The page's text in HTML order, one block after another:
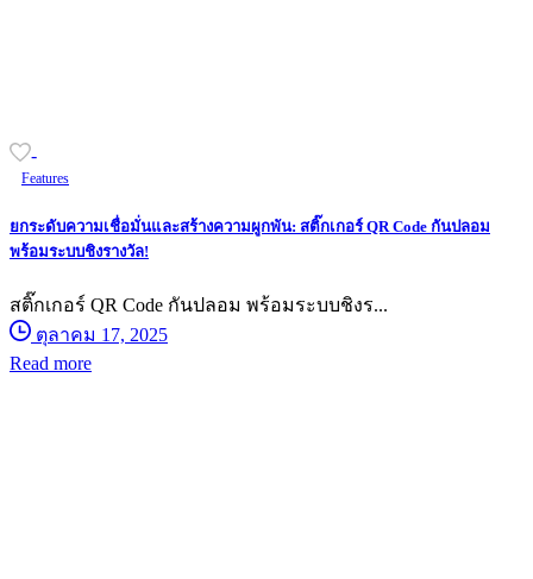
-
Features
ยกระดับความเชื่อมั่นและสร้างความผูกพัน: สติ๊กเกอร์ QR Code กันปลอม
พร้อมระบบชิงรางวัล!
สติ๊กเกอร์ QR Code กันปลอม พร้อมระบบชิงร...
ตุลาคม 17, 2025
Read more